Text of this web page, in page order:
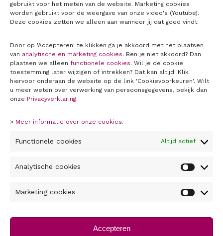
gebruikt voor het meten van de website. Marketing cookies
worden gebruikt voor de weergave van onze video's (Youtube).
Deze cookies zetten we alleen aan wanneer jij dat goed vindt.
Door op 'Accepteren' te klikken ga je akkoord met het plaatsen
van analytische en marketing cookies. Ben je niet akkoord? Dan
plaatsen we alleen functionele cookies. Wil je de cookie
toestemming later wijzigen of intrekken? Dat kan altijd! Klik
hiervoor onderaan de website op de link 'Cookievoorkeuren'. Wilt
u meer weten over verwerking van persoonsgegevens, bekijk dan
onze Privacyverklaring.
> Meer informatie over onze cookies.
Functionele cookies Altijd actief
Analytische cookies
Marketing cookies
Accepteren
Privacyverklaring
Cookieverklaring